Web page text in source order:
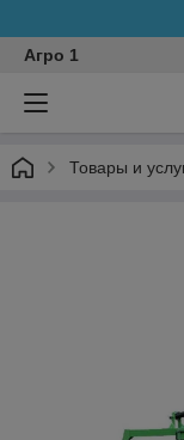
Агро 1
Товары и